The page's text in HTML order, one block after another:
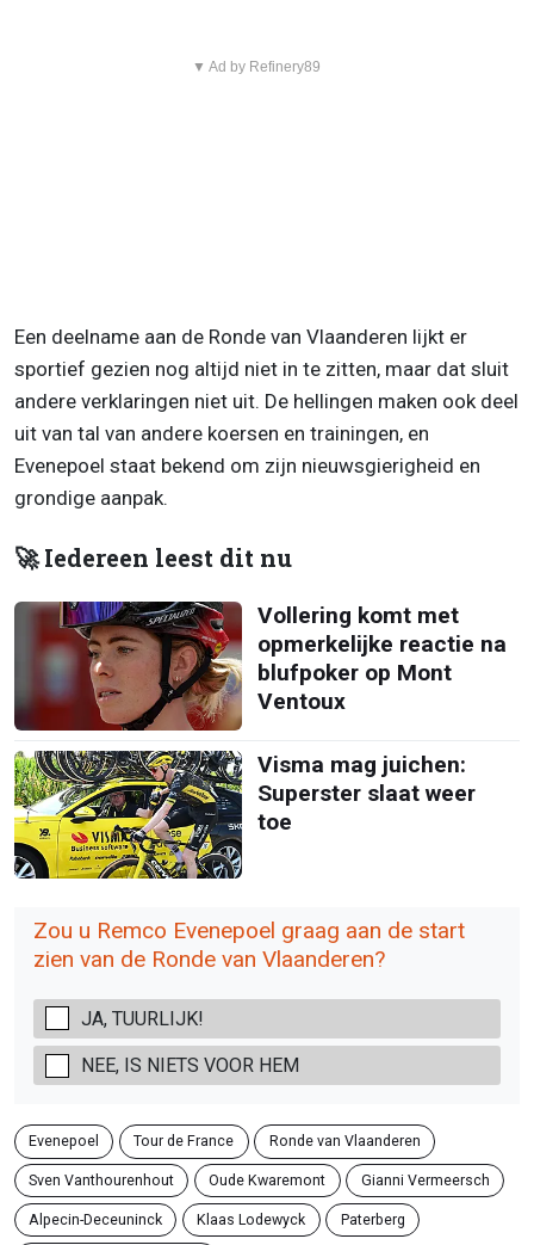
▼ Ad by Refinery89
Een deelname aan de Ronde van Vlaanderen lijkt er
sportief gezien nog altijd niet in te zitten, maar dat sluit
andere verklaringen niet uit. De hellingen maken ook deel
uit van tal van andere koersen en trainingen, en
Evenepoel staat bekend om zijn nieuwsgierigheid en
grondige aanpak.
🚀 Iedereen leest dit nu
Vollering komt met
opmerkelijke reactie na
blufpoker op Mont
Ventoux
Visma mag juichen:
Superster slaat weer
toe
Zou u Remco Evenepoel graag aan de start
zien van de Ronde van Vlaanderen?
JA, TUURLIJK!
NEE, IS NIETS VOOR HEM
Evenepoel Tour de France Ronde van Vlaanderen
Sven Vanthourenhout Oude Kwaremont Gianni Vermeersch
Alpecin-Deceuninck Klaas Lodewyck Paterberg